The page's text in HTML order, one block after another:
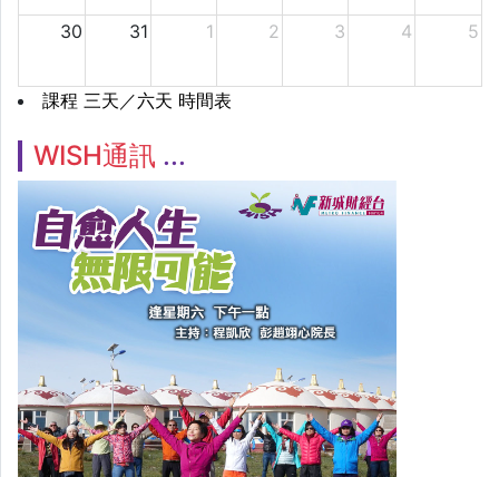
30 31 1 2 3 4 5
課程 三天／六天 時間表
WISH通訊